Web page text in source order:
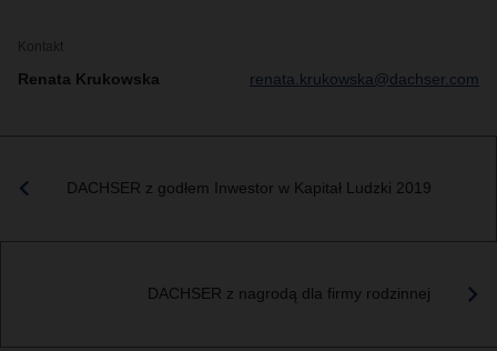
Kontakt
Renata Krukowska renata.krukowska@dachser.com
DACHSER z godłem Inwestor w Kapitał Ludzki 2019
DACHSER z nagrodą dla firmy rodzinnej